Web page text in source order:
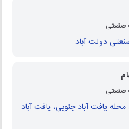
صنعتی
دولت آباد
صنعتی
منطقه 18، محله یافت آباد جنوبی، یافت آباد